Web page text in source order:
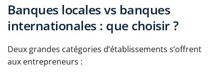
Banques locales vs banques
internationales : que choisir ?
Deux grandes catégories d’établissements s’offrent
aux entrepreneurs :